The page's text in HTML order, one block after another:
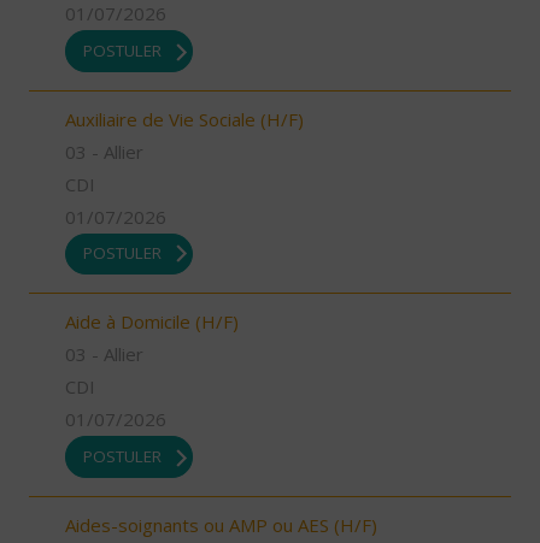
01/07/2026
POSTULER
Auxiliaire de Vie Sociale (H/F)
03 - Allier
CDI
01/07/2026
POSTULER
Aide à Domicile (H/F)
03 - Allier
CDI
01/07/2026
POSTULER
Aides-soignants ou AMP ou AES (H/F)